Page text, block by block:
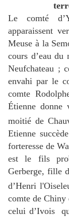
terre
Le comté
apparaissent
Meuse à la
cours d’eau du
Neufchateau ;
envahi par le
comte
Étienne donne
moitié de
Etienne
forteresse de
est le fils
Gerberge, fille
d’Henri
comte de Chiny
celui d’Ivois